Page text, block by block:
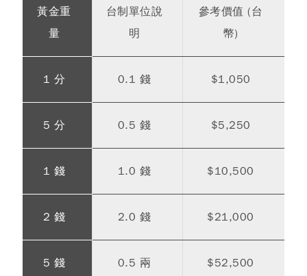
黃金重
量
台制單位說
明
參考價值 (台
幣)
1 分 0.1 錢 $1,050
5 分 0.5 錢 $5,250
1 錢 1.0 錢 $10,500
2 錢 2.0 錢 $21,000
5 錢 0.5 兩 $52,500